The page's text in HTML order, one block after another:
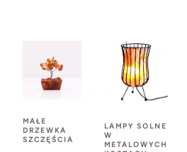
MAŁE
DRZEWKA
SZCZĘŚCIA
LAMPY SOLNE
W
METALOWYCH